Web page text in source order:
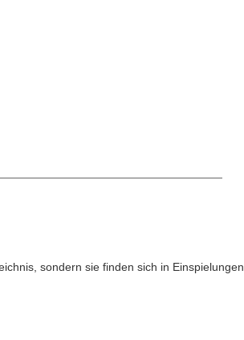
sondern sie finden sich in Einspielungen,